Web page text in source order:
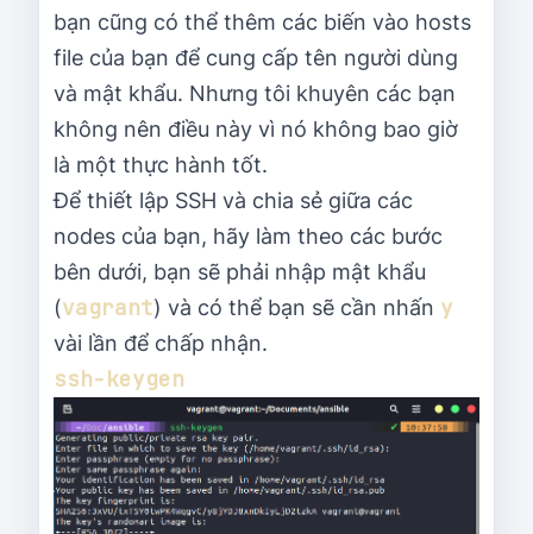
bạn cũng có thể thêm các biến vào hosts
file của bạn để cung cấp tên người dùng
và mật khẩu. Nhưng tôi khuyên các bạn
không nên điều này vì nó không bao giờ
là một thực hành tốt.
Để thiết lập SSH và chia sẻ giữa các
nodes của bạn, hãy làm theo các bước
bên dưới, bạn sẽ phải nhập mật khẩu
(vagrant) và có thể bạn sẽ cần nhấn y
vài lần để chấp nhận.
ssh-keygen